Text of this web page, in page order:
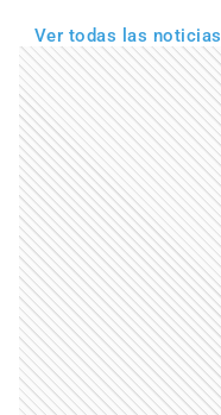
Ver todas las noticias